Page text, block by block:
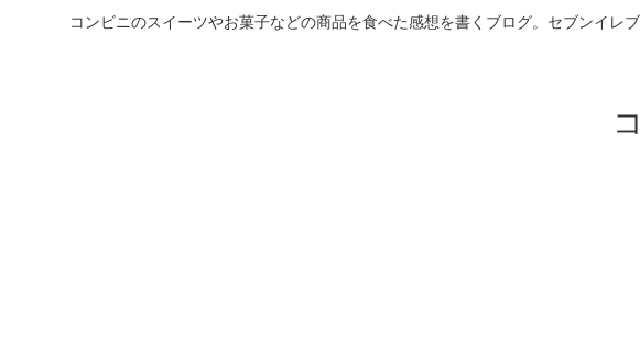
コンビニのスイーツやお菓子などの商品を食べた感想を書くブログ。セブンイ